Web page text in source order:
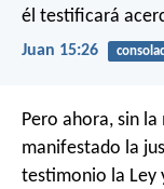
él testificará
Juan 15:26
Pero ahora, sin la
manifestado la
testimonio la Ley